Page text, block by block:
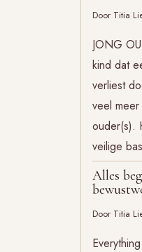
Door Titia
JONG
kind dat
verliest
veel
ouder(s).
veilige
Alles
Door Titia